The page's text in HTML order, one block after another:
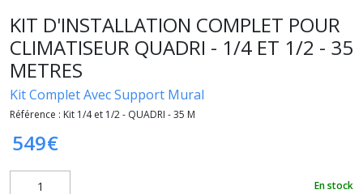
KIT D'INSTALLATION COMPLET POUR
CLIMATISEUR QUADRI - 1/4 ET 1/2 - 35
METRES
Kit Complet Avec Support Mural
Référence : Kit 1/4 et 1/2 - QUADRI - 35 M
549€
En stock